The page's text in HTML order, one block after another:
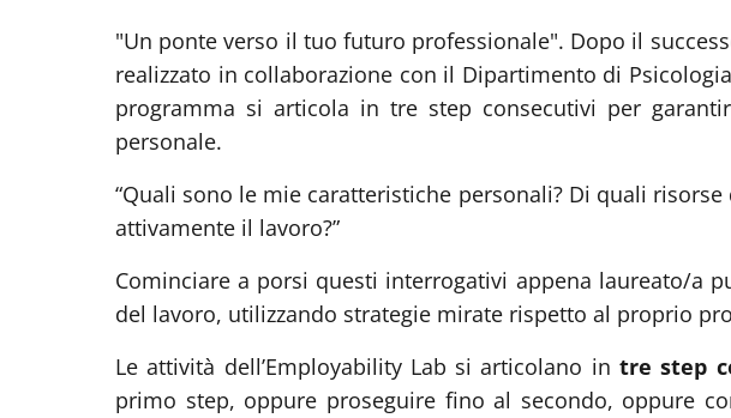
"Un ponte verso il tuo futuro professionale". Dopo il
realizzato in collaborazione con il Dipartimento di
programma si articola in tre step consecutivi per
personale.
“Quali sono le mie caratteristiche personali? Di quali
attivamente il lavoro?”
Cominciare a porsi questi interrogativi appena laureato/a
del lavoro, utilizzando strategie mirate rispetto al proprio
Le attività dell’Employability Lab si articolano intre step
primo step, oppure proseguire fino al secondo, oppure